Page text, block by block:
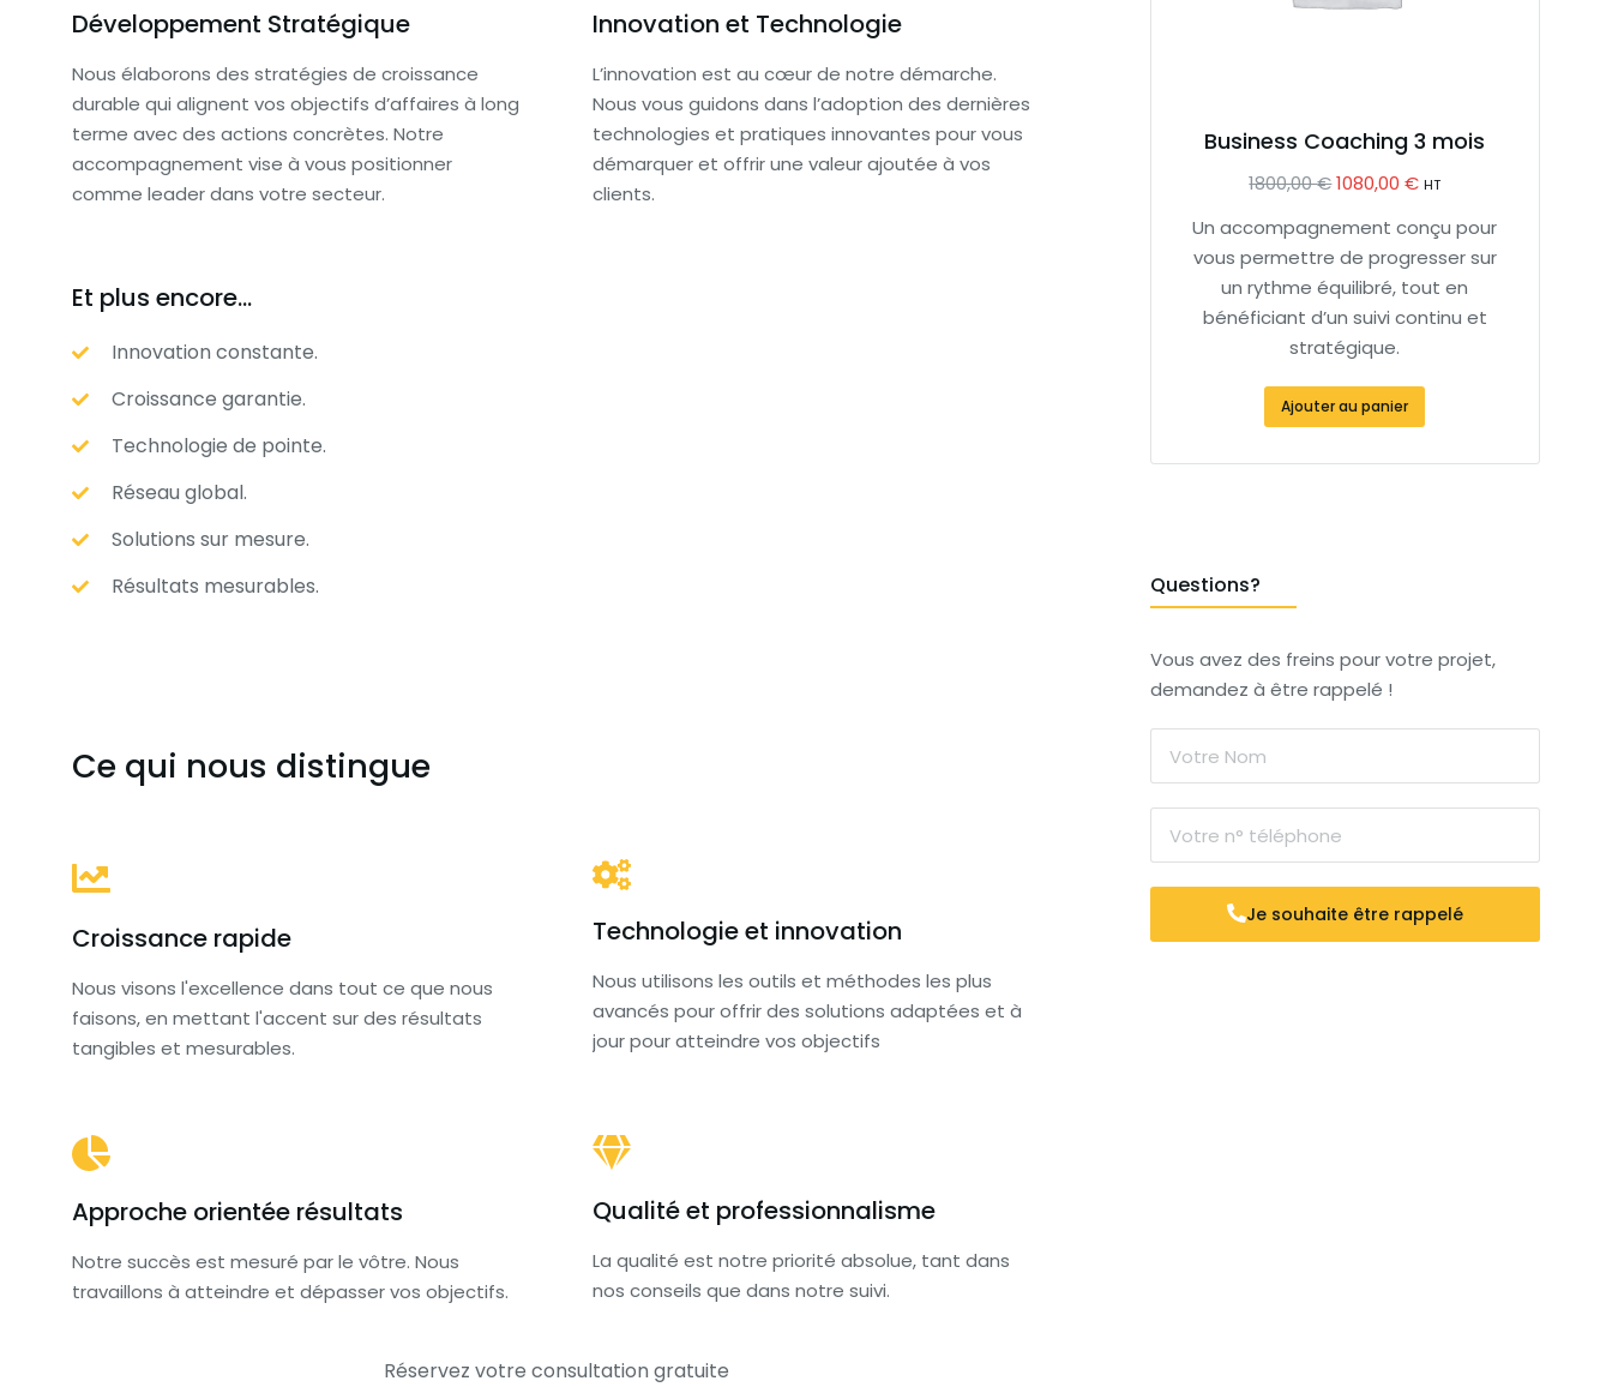
Développement Stratégique
Nous élaborons des stratégies de croissance
durable qui alignent vos objectifs d’affaires à long
terme avec des actions concrètes. Notre
accompagnement vise à vous positionner
comme leader dans votre secteur.
Innovation et Technologie
L’innovation est au cœur de notre démarche.
Nous vous guidons dans l’adoption des dernières
technologies et pratiques innovantes pour vous
démarquer et offrir une valeur ajoutée à vos
clients.
Et plus encore...
Innovation constante.
Croissance garantie.
Technologie de pointe.
Réseau global.
Solutions sur mesure.
Résultats mesurables.
Ce qui nous distingue
Croissance rapide
Nous visons l'excellence dans tout ce que nous
faisons, en mettant l'accent sur des résultats
tangibles et mesurables.
Technologie et innovation
Nous utilisons les outils et méthodes les plus
avancés pour offrir des solutions adaptées et à
jour pour atteindre vos objectifs
Approche orientée résultats
Notre succès est mesuré par le vôtre. Nous
travaillons à atteindre et dépasser vos objectifs.
Qualité et professionnalisme
La qualité est notre priorité absolue, tant dans
nos conseils que dans notre suivi.
Réservez votre consultation gratuite
Business Coaching 3 mois
1800,00€1080,00€ HT
Un accompagnement conçu pour
vous permettre de progresser sur
un rythme équilibré, tout en
bénéficiant d’un suivi continu et
stratégique.
Ajouter au panier
Questions?
Vous avez des freins pour votre projet,
demandez à être rappelé !
Je souhaite être rappelé